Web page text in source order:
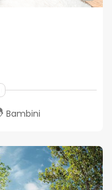
Bambini